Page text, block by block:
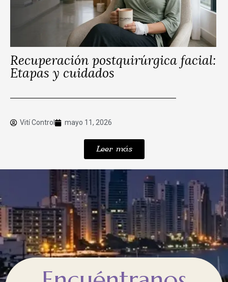
Recuperación postquirúrgica facial:
Etapas y cuidados
Vití Control mayo 11, 2026
Leer más